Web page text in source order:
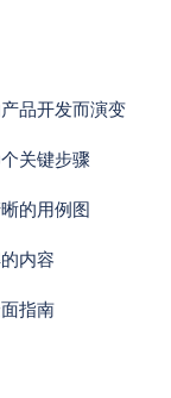
品开发而演变
关键步骤
的用例图
内容
指南